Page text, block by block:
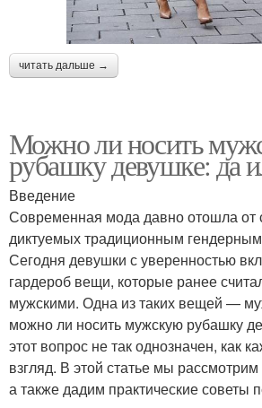
читать дальше →
Можно ли носить
рубашку девушке: да
Введение
Современная мода давно отошла от
диктуемых традиционным
Сегодня девушки с уверенностью
гардероб вещи, которые ранее
мужскими. Одна из таких вещей —
можно ли носить мужскую рубашку
этот вопрос не так однозначен, как
взгляд. В этой статье мы
а также дадим практические советы